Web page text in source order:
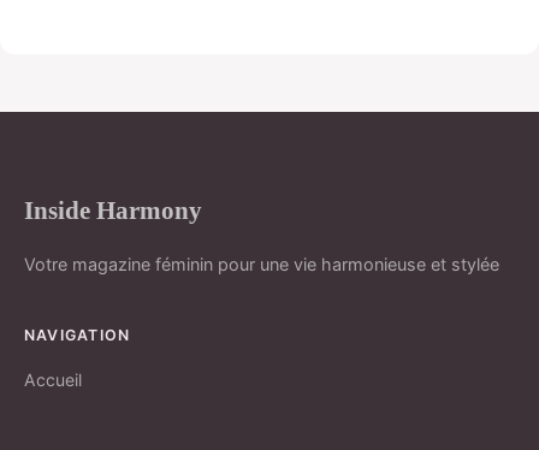
Inside Harmony
Votre magazine féminin pour une vie harmonieuse et stylée
NAVIGATION
Accueil